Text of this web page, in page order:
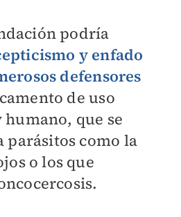
podría
y enfado
defensores
de uso
que se
como la
o los que